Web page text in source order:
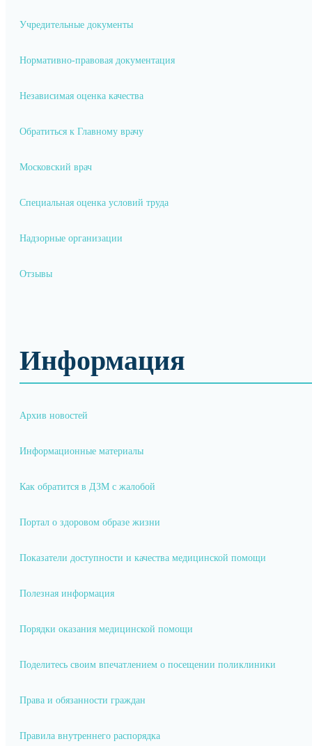
Учредительные документы
Нормативно-правовая документация
Независимая оценка качества
Обратиться к Главному врачу
Московский врач
Специальная оценка условий труда
Надзорные организации
Отзывы
Информация
Архив новостей
Информационные материалы
Как обратится в ДЗМ с жалобой
Портал о здоровом образе жизни
Показатели доступности и качества медицинской помощи
Полезная информация
Порядки оказания медицинской помощи
Поделитесь своим впечатлением о посещении поликлиники
Права и обязанности граждан
Правила внутреннего распорядка